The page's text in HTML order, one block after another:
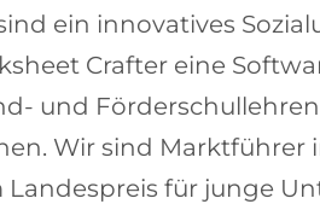
ein innovatives
Crafter eine
und
Wir sind Marktführer
Landespreis für junge